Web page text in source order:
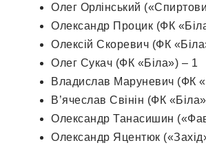
Олег Орлінський
Олександр Процик (ФК
Олексій Скоревич (ФК
Олег Сукач (ФК «Біла») – 1
Владислав Маруневич (ФК
В’ячеслав Свінін (ФК
Олександр Танасишин
Олександр Яцентюк